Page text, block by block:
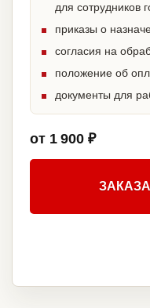
для сотрудников
приказы о
согласия на
положение об
документы для
от 1 900 ₽